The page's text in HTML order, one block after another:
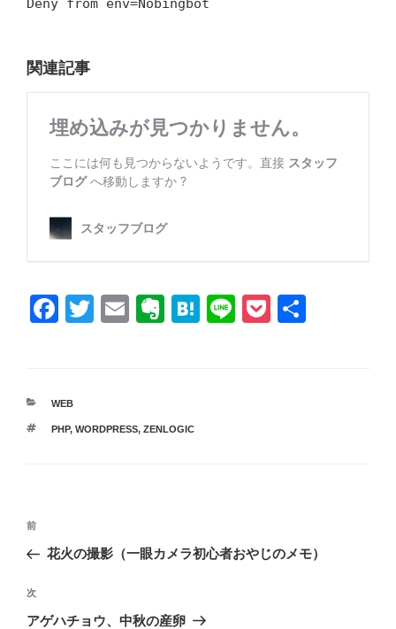
Deny from env=Nobingbot
関連記事
F
e
b
T
E
E
ot
H
Li
P
カ
ゴ
WEB
タ
PHP, WORDPRESS, ZENLOGIC
投
ビ
ゲ
過
去
投
稿
前
花火の撮影（一眼カメラ初心者おやじのメモ）
次
の
次
アゲハチョウ、中秋の産卵